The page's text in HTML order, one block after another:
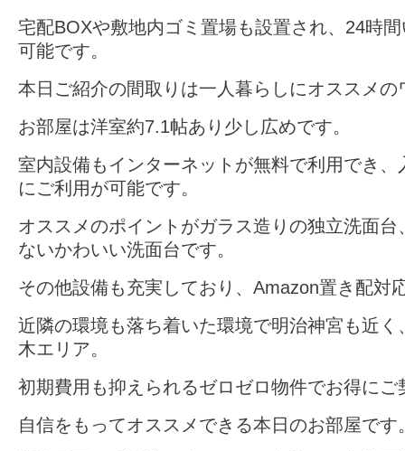
宅配BOXや敷地内ゴミ置場も設置され、24時
可能です。
本日ご紹介の間取りは一人暮らしにオススメの
お部屋は洋室約7.1帖あり少し広めです。
室内設備もインターネットが無料で利用でき
にご利用が可能です。
オススメのポイントがガラス造りの独立洗面
ないかわいい洗面台です。
その他設備も充実しており、Amazon置き配対
近隣の環境も落ち着いた環境で明治神宮も近く
木エリア。
初期費用も抑えられるゼロゼロ物件でお得にご
自信をもってオススメできる本日のお部屋です